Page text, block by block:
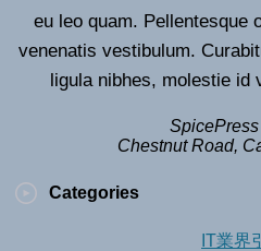
eu leo quam. Pellentesque
venenatis vestibulum.
ligula nibhes, molestie id
Chestnut Road,
Categories
IT業界